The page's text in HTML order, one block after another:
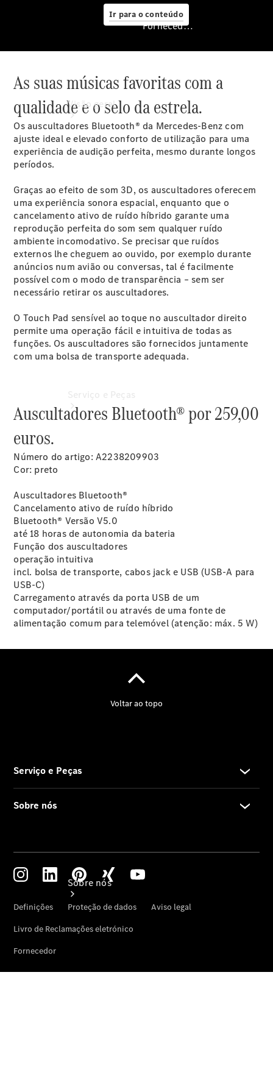
Ir para o conteúdo
Fornecedor/Proteção
de dados
Visão geral
Agendar
Manuntenção
Contactos
Agendar
Manutenção
Reparação
e Oficina
Mercedes
me –
Digitais
Assistência
em estrada
de Serviço
Manuais de
Sobre nós
Fornecedor/Proteção de dados
As suas músicas favoritas com a
qualidade e o selo da estrela.
Os auscultadores Bluetooth® da Mercedes-Benz com
ajuste ideal e elevado conforto de utilização para uma
experiência de audição perfeita, mesmo durante longos
períodos.
Graças ao efeito de som 3D, os auscultadores oferecem
uma experiência sonora espacial, enquanto que o
cancelamento ativo de ruído híbrido garante uma
reprodução perfeita do som sem qualquer ruído
ambiente incomodativo. Se precisar que ruídos
externos lhe cheguem ao ouvido, por exemplo durante
anúncios num avião ou conversas, tal é facilmente
possível com o modo de transparência – sem ser
necessário retirar os auscultadores.
O Touch Pad sensível ao toque no auscultador direito
permite uma operação fácil e intuitiva de todas as
funções. Os auscultadores são fornecidos juntamente
com uma bolsa de transporte adequada.
Auscultadores Bluetooth® por 259,00
euros.
Número do artigo: A2238209903
Cor: preto
Auscultadores Bluetooth®
Cancelamento ativo de ruído híbrido
Bluetooth® Versão V5.0
até 18 horas de autonomia da bateria
Função dos auscultadores
operação intuitiva
incl. bolsa de transporte, cabos jack e USB (USB-A para
USB-C)
Carregamento através da porta USB de um
computador/portátil ou através de uma fonte de
alimentação comum para telemóvel (atenção: máx. 5 W)